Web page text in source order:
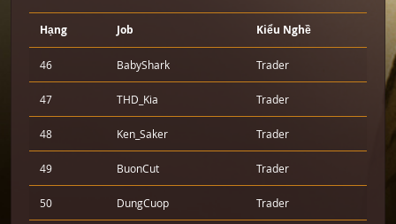
Hạng Job Kiểu Nghề
46 BabyShark Trader
47 THD_Kia Trader
48 Ken_Saker Trader
49 BuonCut Trader
50 DungCuop Trader